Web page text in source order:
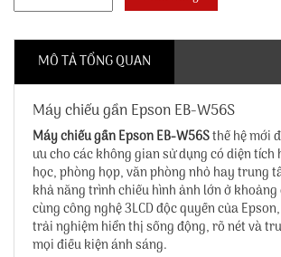
MÔ TẢ TỔNG QUAN
Máy chiếu gần Epson EB-W56S
Máy chiếu gần Epson EB-W56Sthế hệ mới
ưu cho các không gian sử dụng có diện tích
học, phòng họp, văn phòng nhỏ hay trung
khả năng trình chiếu hình ảnh lớn ở khoảng
cùng công nghệ 3LCD độc quyền của
trải nghiệm hiển thị sống động, rõ nét và
mọi điều kiện ánh sáng.